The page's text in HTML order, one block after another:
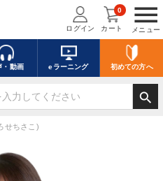
menu
メニュー
ログイン カート
0
・動画 eラーニング 初めての方へ
search
せちさこ)